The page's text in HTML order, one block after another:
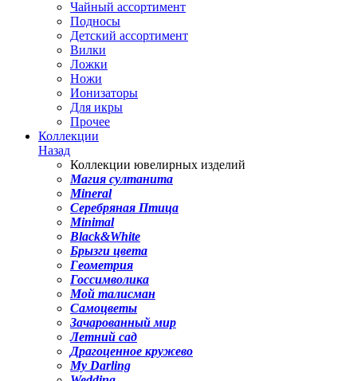
Чайный ассортимент
Подносы
Детский ассортимент
Вилки
Ложки
Ножи
Ионизаторы
Для икры
Прочее
Коллекции
Назад
Коллекции ювелирных изделий
Магия султанита
Mineral
Серебряная Птица
Minimal
Black&White
Брызги цвета
Геометрия
Госсимволика
Мой талисман
Самоцветы
Зачарованный мир
Летний сад
Драгоценное кружево
My Darling